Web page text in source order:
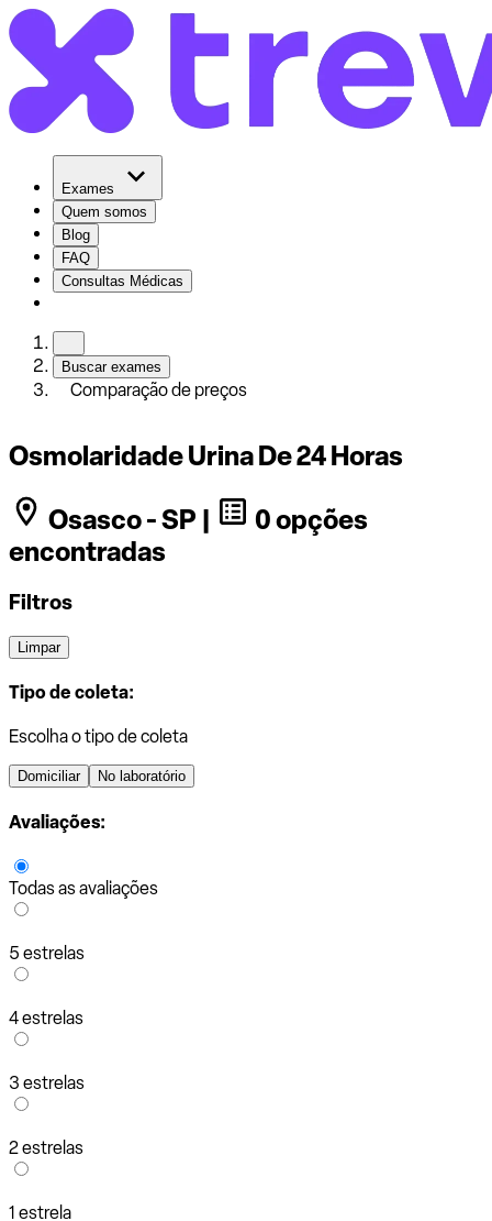
Exames
Quem somos
Blog
FAQ
Consultas Médicas
Buscar exames
Comparação de preços
Osmolaridade Urina De 24 Horas
Osasco - SP |
0 opções
encontradas
Filtros
Limpar
Tipo de coleta:
Escolha o tipo de coleta
Domiciliar No laboratório
Avaliações:
Todas as avaliações
5 estrelas
4 estrelas
3 estrelas
2 estrelas
1 estrela